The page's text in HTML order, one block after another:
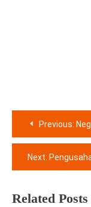
Navigasi
pos
Previous: Negara-
Next: Pengusaha Kuliner
Related Posts